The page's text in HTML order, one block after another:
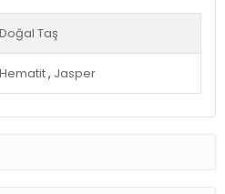
Doğal Taş
Hematit, Jasper